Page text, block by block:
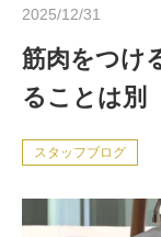
2025/12/31
筋肉をつけ
ることは別
スタッフブログ